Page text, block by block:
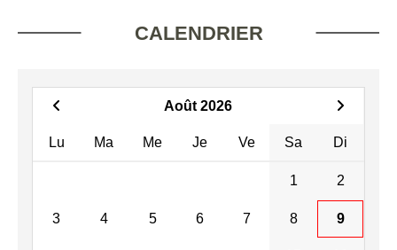
CALENDRIER
Août 2026
Lu Ma Me Je Ve Sa Di
1 2
3 4 5 6 7 8 9